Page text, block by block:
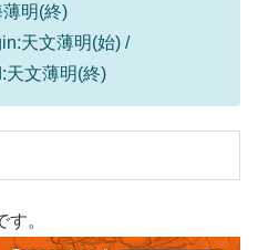
明(終)
天文薄明(始) /
天文薄明(終)
。